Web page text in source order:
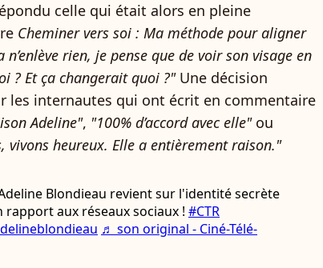
celle qui était alors en pleine
Cheminer vers soi : Ma méthode pour aligner
n’enlève rien, je pense que de voir son visage en
? Et ça changerait quoi ?"Une décision
les internautes qui ont écrit en commentaire
Adeline", "100% d’accord avec elle"ou
vivons heureux. Elle a entièrement raison."
Blondieau revient sur l'identité secrète
rapport aux réseaux sociaux ! #CTR
♬ son original - Ciné-Télé-